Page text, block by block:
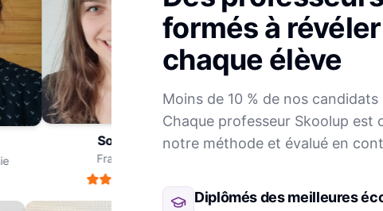
Sophie
Français
Julien
formés à
chaque élève
Moins de 10 % de nos
Chaque professeur Skoolup est
notre méthode et évalué en
Diplômés des meilleures